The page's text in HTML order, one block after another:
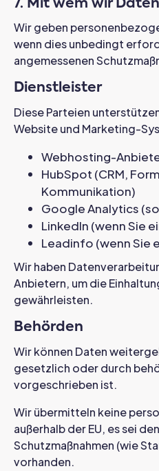
7. Mit wem wir
Wir geben
wenn dies unbedingt
angemessenen
Dienstleister
Diese Parteien
Website und Marketing-
Webhosting-
HubSpot (CRM,
Kommunikation)
Google Analytics
LinkedIn (wenn Sie
Leadinfo (wenn Sie
Wir haben
Anbietern, um die
gewährleisten.
Behörden
Wir können Daten
gesetzlich oder durch
vorgeschrieben ist.
Wir übermitteln keine
außerhalb der EU, es sei
Schutzmaßnahmen (wie
vorhanden.